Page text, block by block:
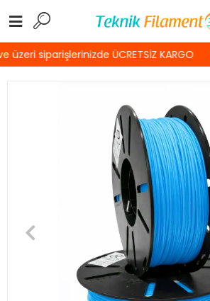
üzeri siparişlerinizde ÜCRETSİZ KARGO